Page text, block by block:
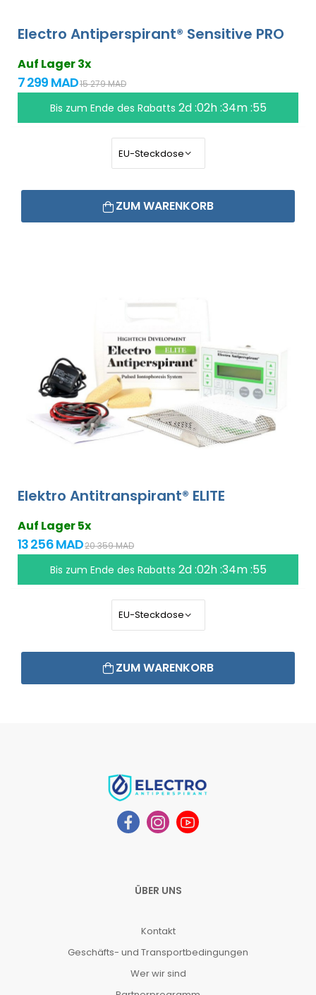
Electro Antiperspirant® Sensitive PRO
Auf Lager 3x
7 299 MAD15 279 MAD
Bis zum Ende des Rabatts 2d :02h :34m :55
ZUM WARENKORB
Elektro Antitranspirant® ELITE
Auf Lager 5x
13 256 MAD20 359 MAD
Bis zum Ende des Rabatts 2d :02h :34m :55
ZUM WARENKORB
ÜBER UNS
Kontakt
Geschäfts- und Transportbedingungen
Wer wir sind